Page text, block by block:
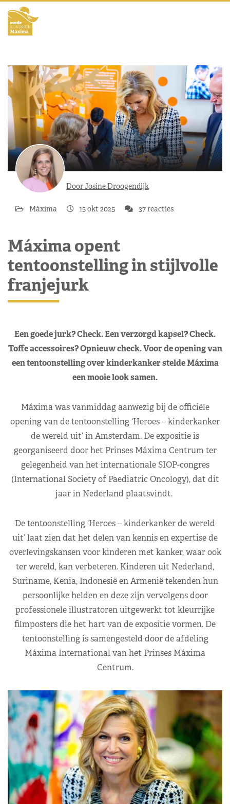
Door Josine Droogendijk
Máxima 15 okt 2025 37 reacties
Máxima opent
tentoonstelling in stijlvolle
franjejurk
Een goede jurk? Check. Een verzorgd kapsel? Check.
Toffe accessoires? Opnieuw check. Voor de opening van
een tentoonstelling over kinderkanker stelde Máxima
een mooie look samen.
Máxima was vanmiddag aanwezig bij de officiële
opening van de tentoonstelling ‘Heroes – kinderkanker
de wereld uit’ in Amsterdam. De expositie is
georganiseerd door het Prinses Máxima Centrum ter
gelegenheid van het internationale SIOP-congres
(International Society of Paediatric Oncology), dat dit
jaar in Nederland plaatsvindt.
De tentoonstelling ‘Heroes – kinderkanker de wereld
uit’ laat zien dat het delen van kennis en expertise de
overlevingskansen voor kinderen met kanker, waar ook
ter wereld, kan verbeteren. Kinderen uit Nederland,
Suriname, Kenia, Indonesië en Armenië tekenden hun
persoonlijke helden en deze zijn vervolgens door
professionele illustratoren uitgewerkt tot kleurrijke
filmposters die het hart van de expositie vormen. De
tentoonstelling is samengesteld door de afdeling
Máxima International van het Prinses Máxima
Centrum.